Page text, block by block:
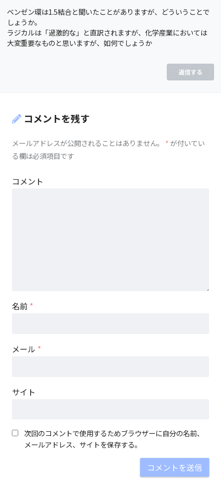
ベンゼン環は1.5結合と聞いたことがありますが、どういうことで
しょうか。
ラジカルは「過激的な」と直訳されますが、化学産業においては
大変重要なものと思いますが、如何でしょうか
返信する
コメントを残す
メールアドレスが公開されることはありません。 *が付いてい
る欄は必須項目です
コメント
名前 *
メール *
サイト
次回のコメントで使用するためブラウザーに自分の名前、
メールアドレス、サイトを保存する。